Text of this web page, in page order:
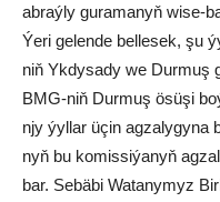
ab­raý­ly gu­ra­ma­nyň wi­se-
Ýe­ri ge­len­de bel­le­sek, şu
niň Yk­dy­sa­dy we Dur­muş
BMG-niň Dur­muş ösü­şi
njy ýyl­lar üçin ag­za­ly­gy­na
nyň bu ko­mis­si­ýa­nyň
bar. Se­bä­bi Wa­ta­ny­myz